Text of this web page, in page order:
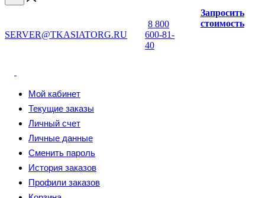
SERVER@TKASIATORG.RU
8 800
600-81-
40
Запросить
стоимость
Мой кабинет
Текущие заказы
Личный счет
Личные данные
Сменить пароль
История заказов
Профили заказов